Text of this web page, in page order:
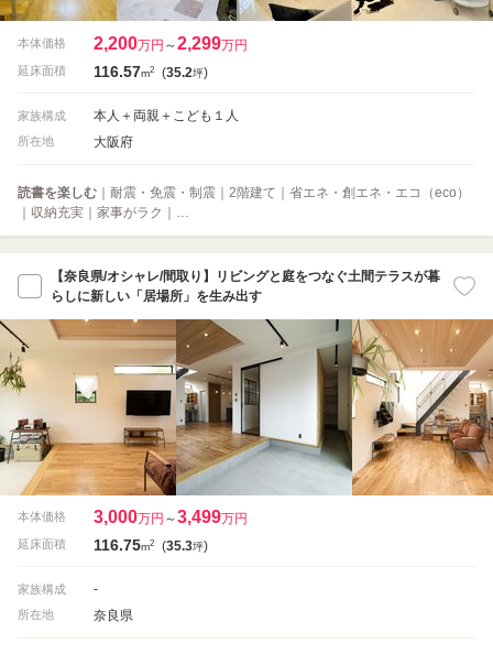
本体価格 2,200万円 ～2,299万円
延床面積 116.57m2 (35.2坪)
家族構成 本人＋両親＋こども１人
所在地 大阪府
読書を楽しむ ｜耐震・免震・制震｜2階建て｜省エネ・創エネ・エコ（eco）
｜収納充実｜家事がラク｜…
【奈良県/オシャレ/間取り】リビングと庭をつなぐ土間テラスが暮
らしに新しい「居場所」を生み出す
本体価格 3,000万円 ～3,499万円
延床面積 116.75m2 (35.3坪)
家族構成 -
所在地 奈良県